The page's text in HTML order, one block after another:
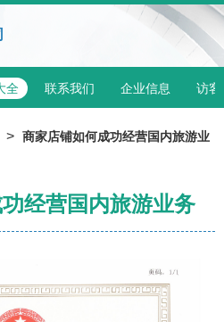
全 联系我们 企业信息 访客
> 商家店铺如何成功经营国内旅游业
经营国内旅游业务